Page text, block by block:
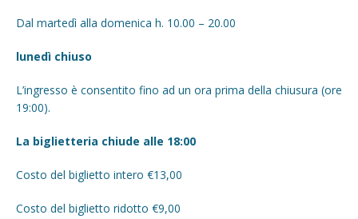
Dal martedì alla domenica h. 10.00 – 20.00
lunedì chiuso
L’ingresso è consentito fino ad un ora prima della chiusura (ore
19:00).
La biglietteria chiude alle 18:00
Costo del biglietto intero €13,00
Costo del biglietto ridotto €9,00